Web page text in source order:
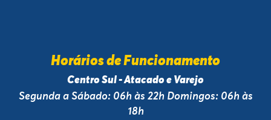
Horários de Funcionamento
Centro Sul - Atacado e Varejo
Segunda a Sábado: 06h às 22h Domingos: 06h às
18h